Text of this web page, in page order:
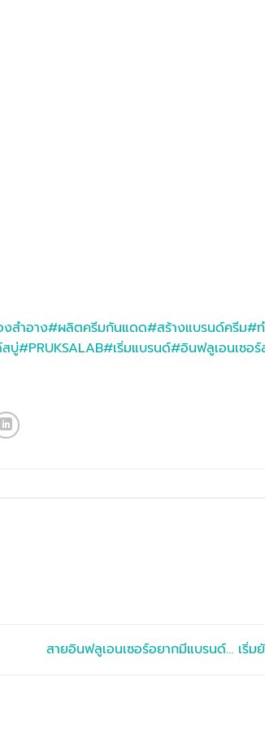
สำอาง#ผลิตครีมกันแดด#สร้างแบรนด์ครีม#
บู่#PRUKSALAB#เริ่มแบรนด์#อินฟลูเอนเซอร์
สายอินฟลูเอนเซอร์อยากมีแบรนด์… เริ่ม